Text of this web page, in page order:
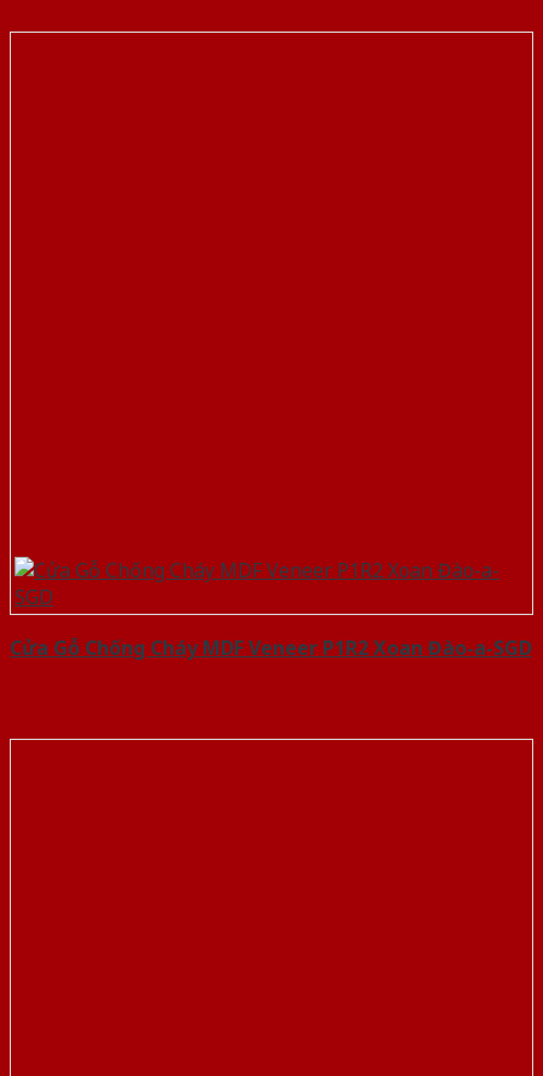
Cửa Gỗ Chống Cháy MDF Veneer P1R2 Xoan Đào-a-SGD